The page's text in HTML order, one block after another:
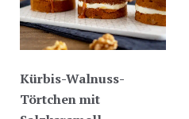
Kürbis-Walnuss-
Törtchen mit